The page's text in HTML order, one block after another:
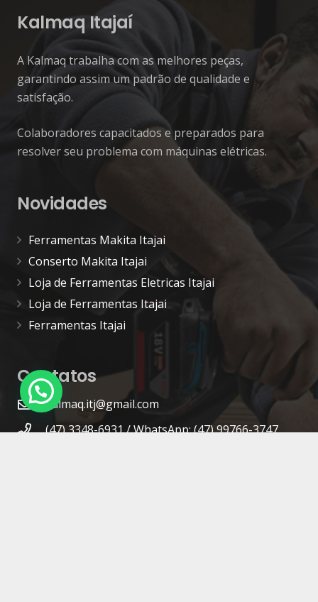
Kalmaq Itajaí
A Kalmaq trabalha com as melhores peças,
garantindo assim um padrão de qualidade e
satisfação.
Colaboradores capacitados e preparados para
resolver seu problema com máquinas elétricas.
Novidades
Ferramentas Makita Itajai
Conserto Makita Itajai
Loja de Ferramentas Eletricas Itajai
Loja de Ferramentas Itajai
Ferramentas Itajai
Contatos
kalmaq.itj@gmail.com
(47) 3348-6931 / WhatsApp: (47) 99766-3747